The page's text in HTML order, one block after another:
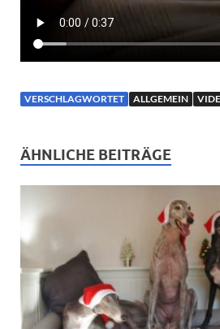
VERSCHLAGWORTET ALLGEMEIN
ÄHNLICHE BEITRÄGE